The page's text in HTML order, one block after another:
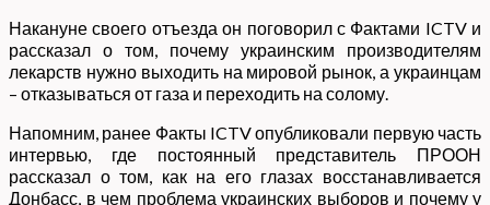
Накануне своего отъезда он поговорил с Фактами ICTV и
рассказал о том, почему украинским производителям
лекарств нужно выходить на мировой рынок, а украинцам
– отказываться от газа и переходить на солому.
Напомним, ранее Факты ICTV опубликовали первую часть
интервью, где постоянный представитель ПРООН
рассказал о том, как на его глазах восстанавливается
Донбасс, в чем проблема украинских выборов и почему у